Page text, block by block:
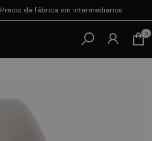
Precio de fábrica sin intermediarios
0